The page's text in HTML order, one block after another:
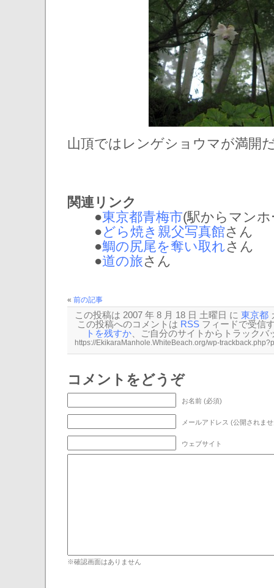
山頂ではレンゲショウマが満開
関連リンク
●東京都青梅市(駅からマンホ
●どら焼き親父写真館さん
●鯛の尻尾を奪い取れさん
●道の旅さん
« 前の記事
この投稿は 2007 年 8 月 18 日 土曜日 に 東京都
この投稿へのコメントは RSS フィードで受信
トを残すか 、ご自分のサイトから トラックバ
コメントをどうぞ
お名前 (必須)
メールアドレス (公開されま
ウェブサイト
※確認画面はありません